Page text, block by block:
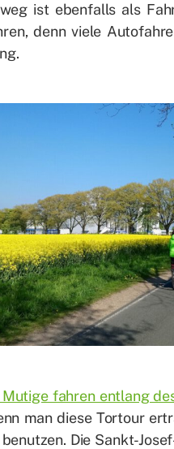
ist eben­falls als
denn vie­le
Mu­ti­ge fah­ren ent­lang
man die­se Tor­tour
Die Sankt-